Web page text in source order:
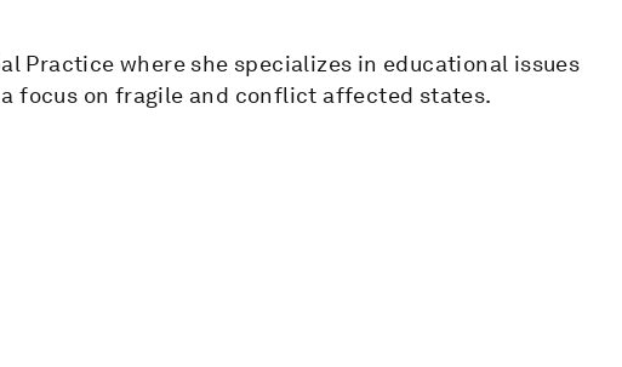
Practice where she specializes in educational issues
focus on fragile and conflict affected states.